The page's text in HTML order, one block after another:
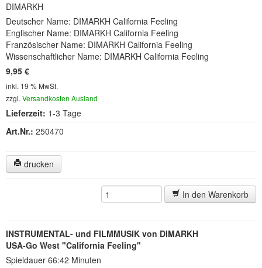
Engl./Franz. Produkte
Themensuche
Soundarchiv
DIMARKH
Deutscher Name: DIMARKH California Feeling
Englischer Name: DIMARKH California Feeling
Französischer Name: DIMARKH California Feeling
Wissenschaftlicher Name: DIMARKH California Feeling
9,95 €
inkl. 19 % MwSt.
zzgl. Versandkosten Ausland
Lieferzeit: 1-3 Tage
Art.Nr.: 250470
drucken
In den Warenkorb
INSTRUMENTAL- und FILMMUSIK von DIMARKH
USA-Go West "California Feeling"
Spieldauer 66:42 Minuten